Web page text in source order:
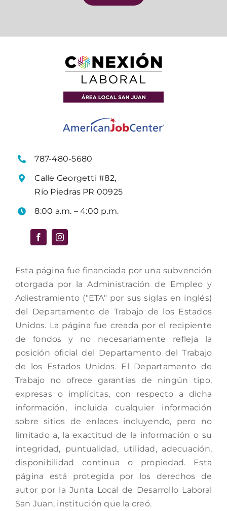
787-480-5680
Calle Georgetti #82,
Río Piedras PR 00925
8:00 a.m. – 4:00 p.m.
Esta página fue financiada por una subvención
otorgada por la Administración de Empleo y
Adiestramiento ("ETA" por sus siglas en inglés)
del Departamento de Trabajo de los Estados
Unidos. La página fue creada por el recipiente
de fondos y no necesariamente refleja la
posición oficial del Departamento del Trabajo
de los Estados Unidos. El Departamento de
Trabajo no ofrece garantías de ningún tipo,
expresas o implícitas, con respecto a dicha
información, incluida cualquier información
sobre sitios de enlaces incluyendo, pero no
limitado a, la exactitud de la información o su
integridad, puntualidad, utilidad, adecuación,
disponibilidad continua o propiedad. Esta
página está protegida por los derechos de
autor por la Junta Local de Desarrollo Laboral
San Juan, institución que la creó.